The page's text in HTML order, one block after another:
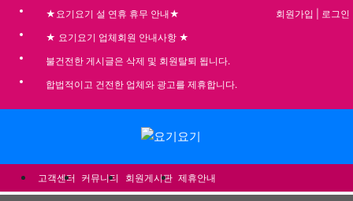
★요기요기 설 연휴 휴무 안내★
★ 요기요기 업체회원 안내사항 ★
불건전한 게시글은 삭제 및 회원탈퇴 됩니다.
합법적이고 건전한 업체와 광고를 제휴합니다.
회원가입 로그인
고객센터 커뮤니티 회원게시판 제휴안내